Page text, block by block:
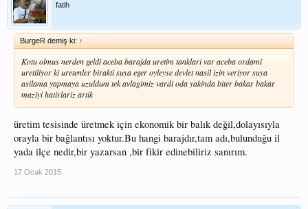
fatih
BurgeR demiş ki: ↑
Kotu olmus nerden geldi aceba barajda uretim tanklari var aceba ordami
uretiliyor ki uretenler birakti suya eger oyleyse devlet nasil izin veriyor suya
asilama yapmaya uzuldum tek avlagimiz vardi oda yakinda biter bakar bakar
maziyi hatirlariz artik
üretim tesisinde üretmek için ekonomik bir balık değil,dolayısıyla
orayla bir bağlantısı yoktur.Bu hangi barajdır,tam adı,bulunduğu il
yada ilçe nedir,bir yazarsan ,bir fikir edinebiliriz sanırım.
17 Ocak 2015